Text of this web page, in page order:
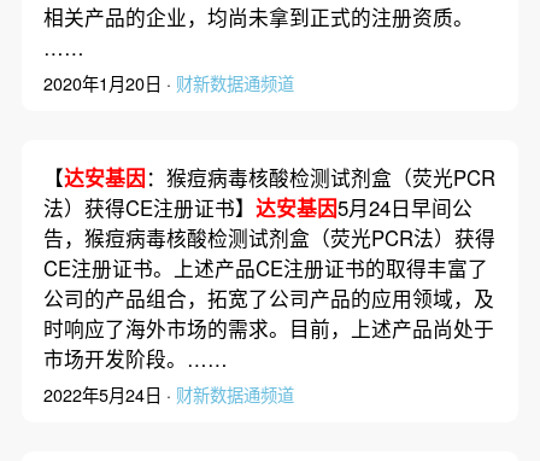
相关产品的企业，均尚未拿到正式的注册资质。
……
2020年1月20日 · 财新数据通频道
【达安基因：猴痘病毒核酸检测试剂盒（荧光PCR
法）获得CE注册证书】 达安基因5月24日早间公
告，猴痘病毒核酸检测试剂盒（荧光PCR法）获得
CE注册证书。上述产品CE注册证书的取得丰富了
公司的产品组合，拓宽了公司产品的应用领域，及
时响应了海外市场的需求。目前，上述产品尚处于
市场开发阶段。……
2022年5月24日 · 财新数据通频道